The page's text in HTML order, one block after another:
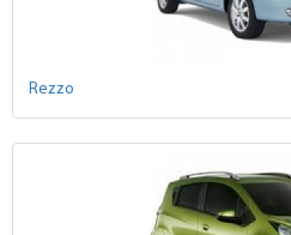
Rezzo